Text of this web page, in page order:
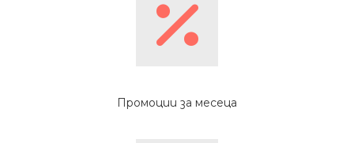
Промоции за месеца